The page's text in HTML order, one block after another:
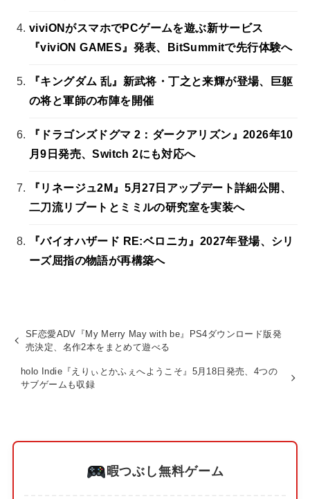
viviONがスマホでPCゲームを遊ぶ新サービス
『viviON GAMES』発表、BitSummitで先行体験へ
『キングダム 乱』新武将・丁之と来輝が登場、巨躯
の将と軍師の布陣を開催
『ドラゴンズドグマ 2：ダークアリズン』2026年10
月9日発売、Switch 2にも対応へ
『リネージュ2M』5月27日アップデート詳細公開、
二刀流リブートとミミルの研究室を実装へ
『バイオハザード RE:ベロニカ』2027年登場、シリ
ーズ屈指の物語が再構築へ
SF恋愛ADV『My Merry May with be』PS4ダウンロード版発
売決定、名作2本をまとめて遊べる
holo Indie『えりぃとかふぇへようこそ』5月18日発売、4つの
サブゲームも収録
暇つぶし無料ゲーム